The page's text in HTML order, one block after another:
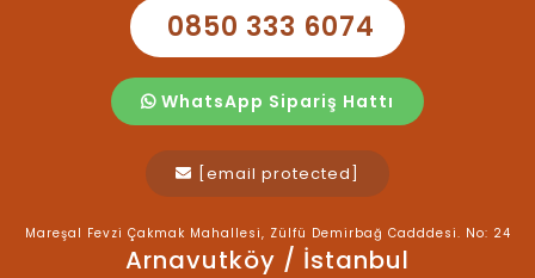
0850 333 6074
WhatsApp Sipariş Hattı
[email protected]
Mareşal Fevzi Çakmak Mahallesi, Zülfü Demirbağ Cadddesi. No: 24
Arnavutköy / İstanbul